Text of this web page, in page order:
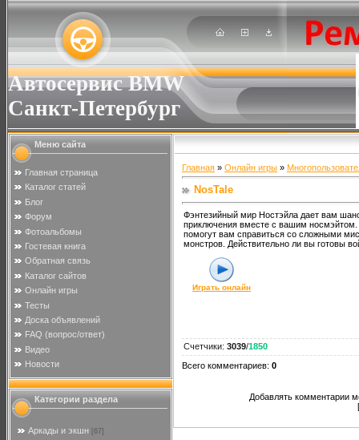
Автосервис BMW
Санкт-Петербург
Меню сайта
Главная страница
Каталог статей
Блог
Форум
Фотоальбомы
Гостевая книга
Обратная связь
Каталог сайтов
Онлайн игры
Тесты
Доска объявлений
FAQ (вопрос/ответ)
Видео
Новости
Категории раздела
Аркады и экшн [67]
Главная » Онлайн игры »
NosTale
Фэнтезийный мир Ностэйла дает вам
приключения вместе с вашим
помогут вам справиться со сложными
монстров. Действительно ли вы готовы
Играть онлайн
Счетчики: 3039/1850
Всего комментариев: 0
Добавлять комментарии